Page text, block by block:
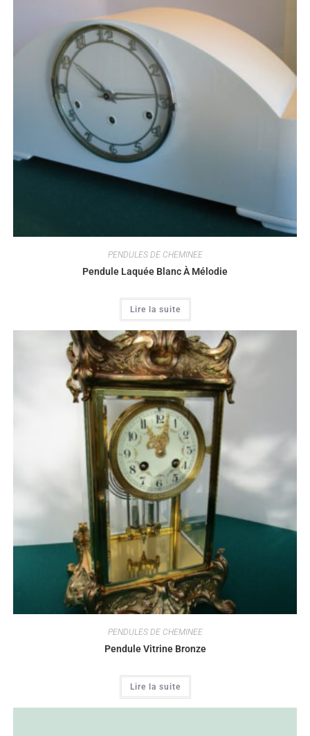
PENDULES DE CHEMINEE
Pendule Laquée Blanc À Mélodie
Lire la suite
PENDULES DE CHEMINEE
Pendule Vitrine Bronze
Lire la suite